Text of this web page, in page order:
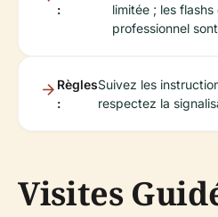
:
limitée ; les
professionnel
Règles
:
Suivez les
respectez la
Visites